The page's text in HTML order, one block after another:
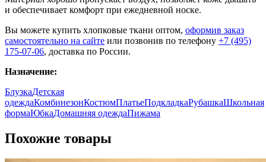
и обеспечивает комфорт при ежедневной носке.
Вы можете купить хлопковые ткани оптом, оформив заказ
самостоятельно на сайте или позвонив по телефону +7 (495)
175-07-06, доставка по России.
Назначение:
БлузкаДетская
одеждаКомбинезонКостюмПлатьеПодкладкаРубашкаШкольная
формаЮбкаДомашняя одеждаПижама
Похожие товары